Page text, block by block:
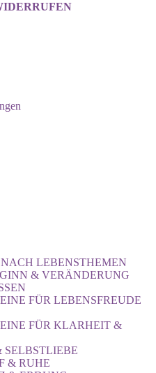
LEBENSTHEMEN
& VERÄNDERUNG
FÜR LEBENSFREUDE
FÜR KLARHEIT &
SELBSTLIEBE
& RUHE